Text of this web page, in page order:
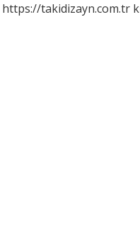
https://takidizayn.com.tr